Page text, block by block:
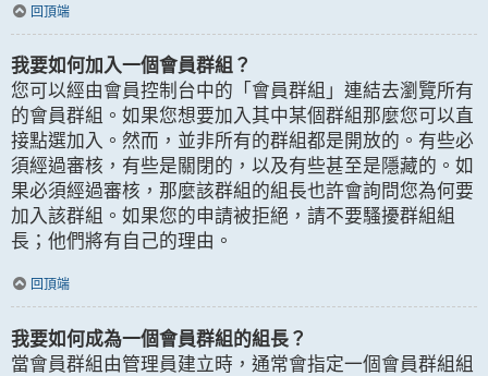
回頂端
我要如何加入一個會員群組？
您可以經由會員控制台中的「會員群組」連結去瀏覽所有
的會員群組。如果您想要加入其中某個群組那麼您可以直
接點選加入。然而，並非所有的群組都是開放的。有些必
須經過審核，有些是關閉的，以及有些甚至是隱藏的。如
果必須經過審核，那麼該群組的組長也許會詢問您為何要
加入該群組。如果您的申請被拒絕，請不要騷擾群組組
長；他們將有自己的理由。
回頂端
我要如何成為一個會員群組的組長？
當會員群組由管理員建立時，通常會指定一個會員群組組